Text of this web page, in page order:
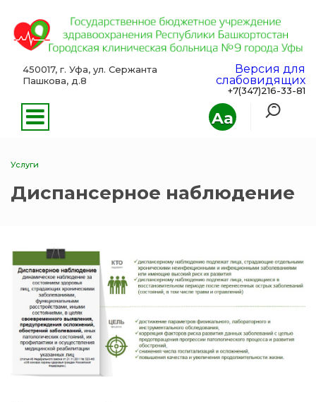
Aa
450017, г. Уфа, ул. Сержанта
Пашкова, д.8
Версия для
слабовидящих
+7(347)216-33-81
Услуги
Диспансерное наблюдение